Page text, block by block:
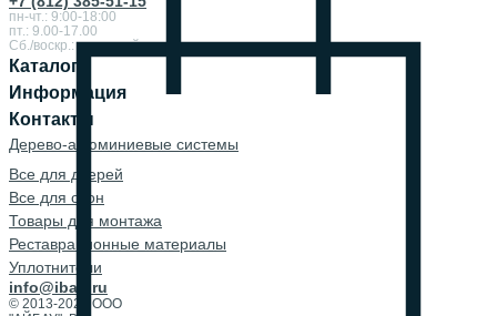
пн-чт.: 9:00-18:00
пт.: 9.00-17.00
Сб./воскр.: выходной
Каталог
Информация
Контакты
Дерево-алюминиевые системы
Все для дверей
Все для окон
Товары для монтажа
Реставрационные материалы
Уплотнители
info@ibau.ru
© 2013-2026 ООО